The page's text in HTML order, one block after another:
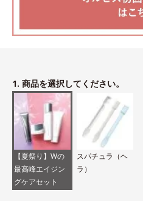
1. 商品を選択してください。
【夏祭り】Wの
最高峰エイジン
グケアセット
スパチュラ（ヘ
ラ）